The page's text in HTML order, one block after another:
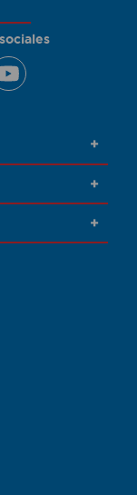
+
+
+